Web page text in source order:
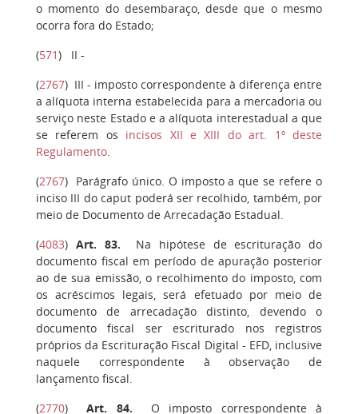
o momento do desembaraço, desde que o mesmo
ocorra fora do Estado;
(571) II -
(2767) III - imposto correspondente à diferença entre
a alíquota interna estabelecida para a mercadoria ou
serviço neste Estado e a alíquota interestadual a que
se referem os incisos XII e XIII do art. 1º deste
Regulamento.
(2767) Parágrafo único. O imposto a que se refere o
inciso III do caput poderá ser recolhido, também, por
meio de Documento de Arrecadação Estadual.
(4083) Art. 83. Na hipótese de escrituração do
documento fiscal em período de apuração posterior
ao de sua emissão, o recolhimento do imposto, com
os acréscimos legais, será efetuado por meio de
documento de arrecadação distinto, devendo o
documento fiscal ser escriturado nos registros
próprios da Escrituração Fiscal Digital - EFD, inclusive
naquele correspondente à observação de
lançamento fiscal.
(2770) Art. 84. O imposto correspondente à